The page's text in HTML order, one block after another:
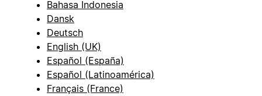
Bahasa Indonesia
Dansk
Deutsch
English (UK)
Español (España)
Español (Latinoamérica)
Français (France)